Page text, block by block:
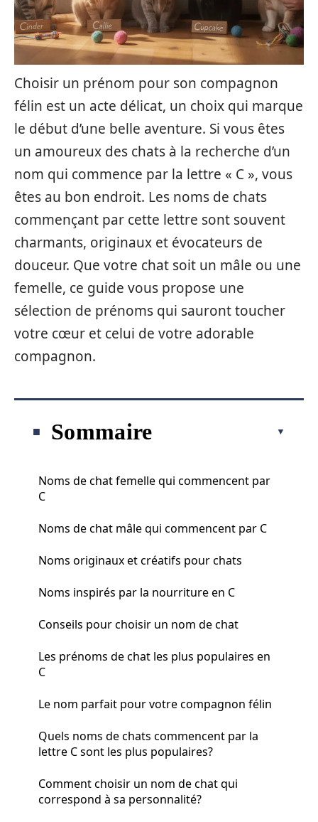
Choisir un prénom pour son compagnon
félin est un acte délicat, un choix qui marque
le début d’une belle aventure. Si vous êtes
un amoureux des chats à la recherche d’un
nom qui commence par la lettre « C », vous
êtes au bon endroit. Les noms de chats
commençant par cette lettre sont souvent
charmants, originaux et évocateurs de
douceur. Que votre chat soit un mâle ou une
femelle, ce guide vous propose une
sélection de prénoms qui sauront toucher
votre cœur et celui de votre adorable
compagnon.
Sommaire
Noms de chat femelle qui commencent par
C
Noms de chat mâle qui commencent par C
Noms originaux et créatifs pour chats
Noms inspirés par la nourriture en C
Conseils pour choisir un nom de chat
Les prénoms de chat les plus populaires en
C
Le nom parfait pour votre compagnon félin
Quels noms de chats commencent par la
lettre C sont les plus populaires?
Comment choisir un nom de chat qui
correspond à sa personnalité?